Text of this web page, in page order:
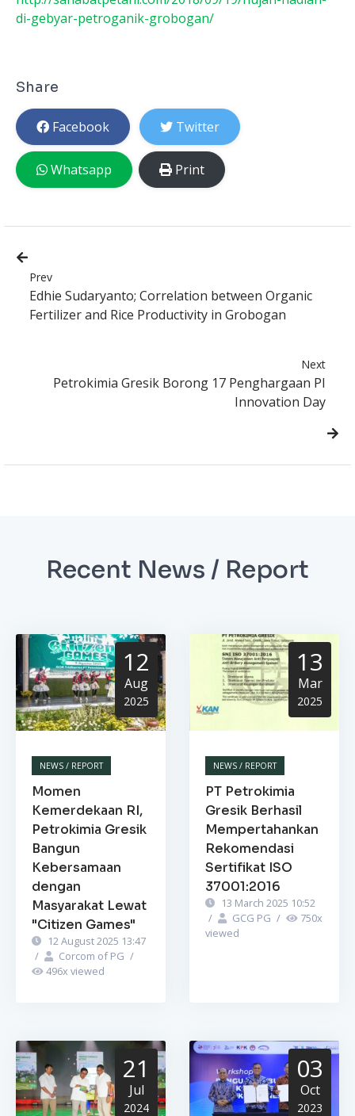
di-gebyar-petroganik-grobogan/
Share
Facebook Twitter
Whatsapp Print
Prev
Edhie Sudaryanto; Correlation between Organic
Fertilizer and Rice Productivity in Grobogan
Next
Petrokimia Gresik Borong 17 Penghargaan PI
Innovation Day
Recent News / Report
12
Aug
2025
NEWS / REPORT
Momen
Kemerdekaan RI,
Petrokimia Gresik
Bangun
Kebersamaan
dengan
Masyarakat Lewat
"Citizen Games"
12 August 2025 13:47
/
Corcom of PG /
496x viewed
13
Mar
2025
NEWS / REPORT
PT Petrokimia
Gresik Berhasil
Mempertahankan
Rekomendasi
Sertifikat ISO
37001:2016
13 March 2025 10:52
/
GCG PG / 750x
viewed
21
Jul
2024
03
Oct
2023